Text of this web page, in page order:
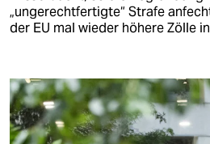
„ungerechtfertigte“ Strafe
der EU mal wieder höhere Zölle